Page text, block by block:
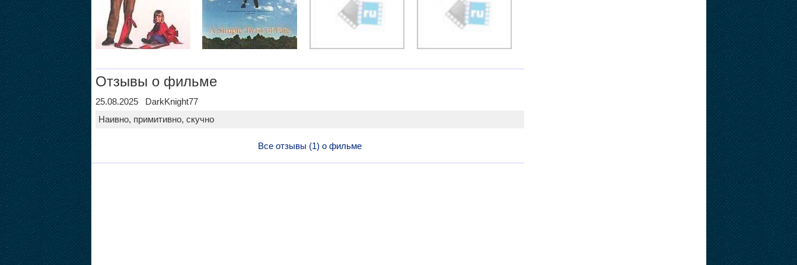
Отзывы о фильме
25.08.2025 DarkKnight77
Наивно, примитивно, скучно
Все отзывы (1) о фильме